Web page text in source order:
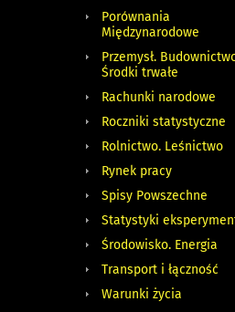
Porównania
Międzynarodowe
Przemysł.
Środki trwałe
Rachunki narodowe
Roczniki statystyczne
Rolnictwo. Leśnictwo
Rynek pracy
Spisy Powszechne
Statystyki
Środowisko. Energia
Transport i łączność
Warunki życia